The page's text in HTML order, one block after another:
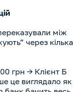
між
через кілька
грн → Клієнт Б
це виглядало як